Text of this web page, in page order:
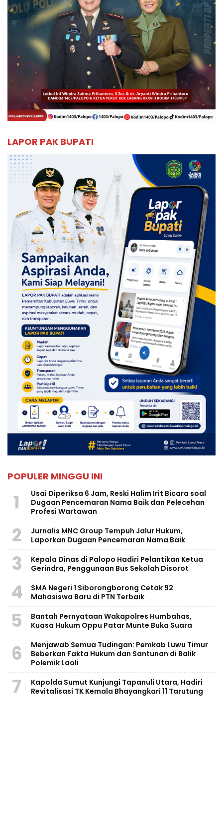
LAPOR PAK BUPATI
POPULER MINGGU INI
1
Usai Diperiksa 6 Jam, Reski Halim Irit Bicara soal
Dugaan Pencemaran Nama Baik dan Pelecehan
Profesi Wartawan
2
Jurnalis MNC Group Tempuh Jalur Hukum,
Laporkan Dugaan Pencemaran Nama Baik
3
Kepala Dinas di Palopo Hadiri Pelantikan Ketua
Gerindra, Penggunaan Bus Sekolah Disorot
4
SMA Negeri 1 Siborongborong Cetak 92
Mahasiswa Baru di PTN Terbaik
5
Bantah Pernyataan Wakapolres Humbahas,
Kuasa Hukum Oppu Patar Munte Buka Suara
6
Menjawab Semua Tudingan: Pemkab Luwu Timur
Beberkan Fakta Hukum dan Santunan di Balik
Polemik Laoli
7
Kapolda Sumut Kunjungi Tapanuli Utara, Hadiri
Revitalisasi TK Kemala Bhayangkari 11 Tarutung